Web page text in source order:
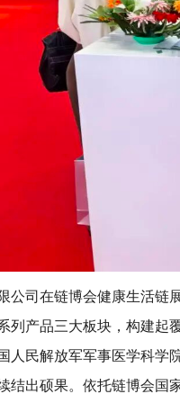
公司在链博会健康生活
列产品三大板块，构建起
人民解放军军事医学科学
结出硕果。依托链博会